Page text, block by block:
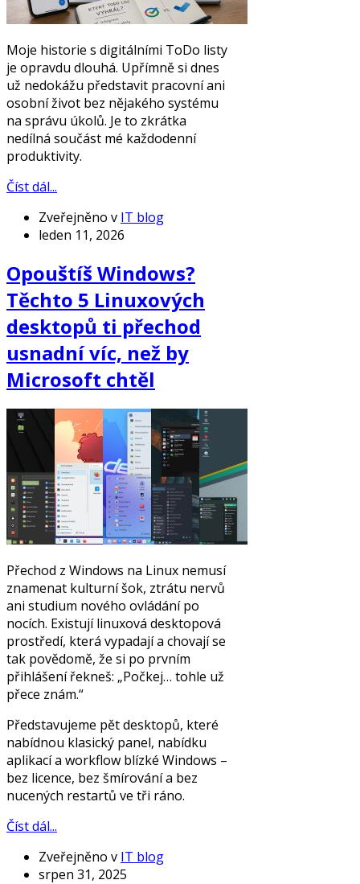
Moje historie s digitálními ToDo listy
je opravdu dlouhá. Upřímně si dnes
už nedokážu představit pracovní ani
osobní život bez nějakého systému
na správu úkolů. Je to zkrátka
nedílná součást mé každodenní
produktivity.
Číst dál...
Zveřejněno v IT blog
leden 11, 2026
Opouštíš Windows?
Těchto 5 Linuxových
desktopů ti přechod
usnadní víc, než by
Microsoft chtěl
Přechod z Windows na Linux nemusí
znamenat kulturní šok, ztrátu nervů
ani studium nového ovládání po
nocích. Existují linuxová desktopová
prostředí, která vypadají a chovají se
tak povědomě, že si po prvním
přihlášení řekneš: „Počkej… tohle už
přece znám.“
Představujeme pět desktopů, které
nabídnou klasický panel, nabídku
aplikací a workflow blízké Windows –
bez licence, bez šmírování a bez
nucených restartů ve tři ráno.
Číst dál...
Zveřejněno v IT blog
srpen 31, 2025